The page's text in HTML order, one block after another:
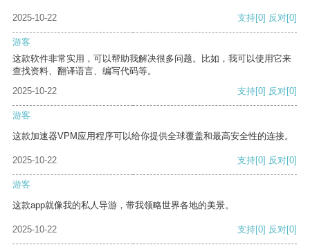
2025-10-22 支持[0] 反对[0]
游客
这款软件非常实用，可以帮助我解决很多问题。比如，我可以使用它来
查找资料、翻译语言、编写代码等。
2025-10-22
支持[0] 反对[0]
游客
这款加速器VPM应用程序可以给你提供全球覆盖和最高安全性的连接。
2025-10-22 支持[0] 反对[0]
游客
这款app就像我的私人导游，带我领略世界各地的美景。
2025-10-22 支持[0] 反对[0]